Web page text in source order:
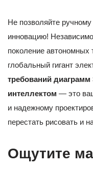
Не позволяйте
инновацию!
поколение автономных
глобальный гигант
требований
интеллектом — это
и надежному
перестать рисовать и
Ощутите